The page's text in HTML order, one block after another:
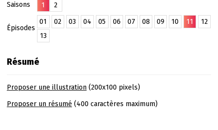
Saisons
1 2
Épisodes
01 02 03 04 05 06 07 08 09 10 11
12
13
Résumé
Proposer une illustration(200x100 pixels)
Proposer un résumé (400 caractères maximum)